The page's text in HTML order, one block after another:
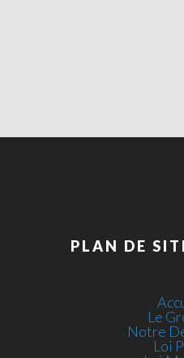
PLAN DE
Le
Notre
Loi